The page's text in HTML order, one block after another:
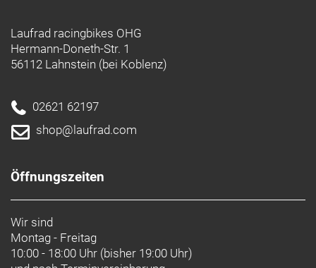
Laufrad racingbikes OHG
Hermann-Doneth-Str. 1
56112 Lahnstein (bei Koblenz)
02621 62197
shop@laufrad.com
Öffnungszeiten
Wir sind
Montag - Freitag
10:00 - 18:00 Uhr (bisher 19:00 Uhr)